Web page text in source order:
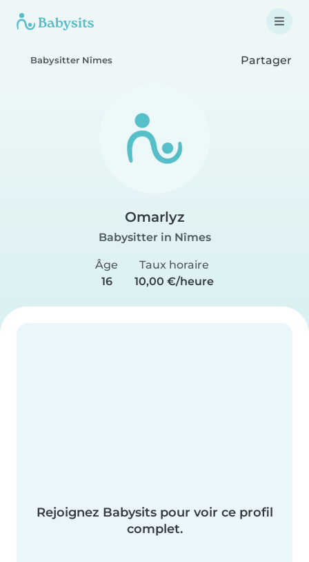
Babysitter Nîmes Partager
Omarlyz
Babysitter in Nîmes
Âge
16
Taux horaire
10,00 €/heure
Rejoignez Babysits pour voir ce profil
complet.